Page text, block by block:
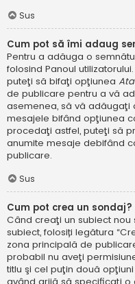
Sus
Cum pot să îmi adaug
Pentru a adăuga o
folosind Panoul
puteţi să bifaţi opţiunea
de publicare pentru a vă
asemenea, să vă adăugaţi
mesajele bifând opţiunea
procedaţi astfel, puteţi să
anumite mesaje debifând
publicare.
Sus
Cum pot crea un sondaj?
Când creaţi un subiect
subiect, folosiți legătura
zona principală de
probabil nu aveţi
titlu şi cel puţin două